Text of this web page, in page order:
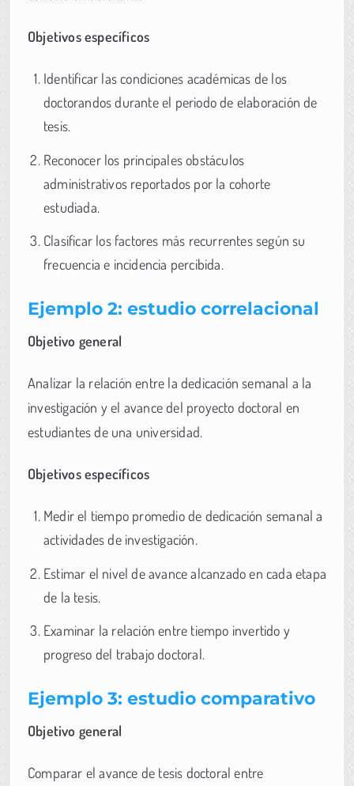
Objetivos específicos
Identificar las condiciones académicas de los
doctorandos durante el periodo de elaboración de
tesis.
Reconocer los principales obstáculos
administrativos reportados por la cohorte
estudiada.
Clasificar los factores más recurrentes según su
frecuencia e incidencia percibida.
Ejemplo 2: estudio correlacional
Objetivo general
Analizar la relación entre la dedicación semanal a la
investigación y el avance del proyecto doctoral en
estudiantes de una universidad.
Objetivos específicos
Medir el tiempo promedio de dedicación semanal a
actividades de investigación.
Estimar el nivel de avance alcanzado en cada etapa
de la tesis.
Examinar la relación entre tiempo invertido y
progreso del trabajo doctoral.
Ejemplo 3: estudio comparativo
Objetivo general
Comparar el avance de tesis doctoral entre